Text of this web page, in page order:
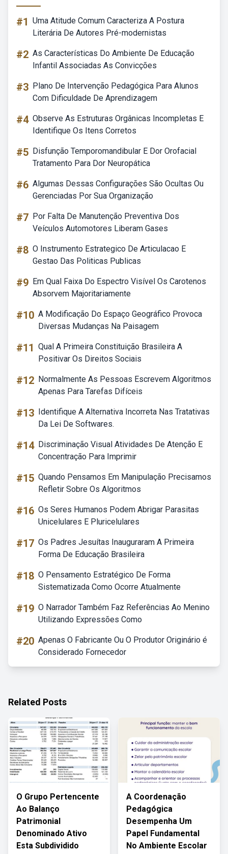
#1 Uma Atitude Comum Caracteriza A Postura
Literária De Autores Pré-modernistas
#2 As Características Do Ambiente De Educação
Infantil Associadas As Convicções
#3 Plano De Intervenção Pedagógica Para Alunos
Com Dificuldade De Aprendizagem
#4 Observe As Estruturas Orgânicas Incompletas E
Identifique Os Itens Corretos
#5 Disfunção Temporomandibular E Dor Orofacial
Tratamento Para Dor Neuropática
#6 Algumas Dessas Configurações São Ocultas Ou
Gerenciadas Por Sua Organização
#7 Por Falta De Manutenção Preventiva Dos
Veículos Automotores Liberam Gases
#8 O Instrumento Estrategico De Articulacao E
Gestao Das Politicas Publicas
#9 Em Qual Faixa Do Espectro Visível Os Carotenos
Absorvem Majoritariamente
#10 A Modificação Do Espaço Geográfico Provoca
Diversas Mudanças Na Paisagem
#11 Qual A Primeira Constituição Brasileira A
Positivar Os Direitos Sociais
#12 Normalmente As Pessoas Escrevem Algoritmos
Apenas Para Tarefas Difíceis
#13 Identifique A Alternativa Incorreta Nas Tratativas
Da Lei De Softwares.
#14 Discriminação Visual Atividades De Atenção E
Concentração Para Imprimir
#15 Quando Pensamos Em Manipulação Precisamos
Refletir Sobre Os Algoritmos
#16 Os Seres Humanos Podem Abrigar Parasitas
Unicelulares E Pluricelulares
#17 Os Padres Jesuítas Inauguraram A Primeira
Forma De Educação Brasileira
#18 O Pensamento Estratégico De Forma
Sistematizada Como Ocorre Atualmente
#19 O Narrador Também Faz Referências Ao Menino
Utilizando Expressões Como
#20 Apenas O Fabricante Ou O Produtor Originário é
Considerado Fornecedor
Related Posts
O Grupo Pertencente
Ao Balanço
Patrimonial
Denominado Ativo
Esta Subdividido
A Coordenação
Pedagógica
Desempenha Um
Papel Fundamental
No Ambiente Escolar